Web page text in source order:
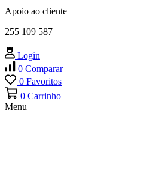
Apoio ao cliente
255 109 587
Login
0 Comparar
0 Favoritos
0 Carrinho
Menu